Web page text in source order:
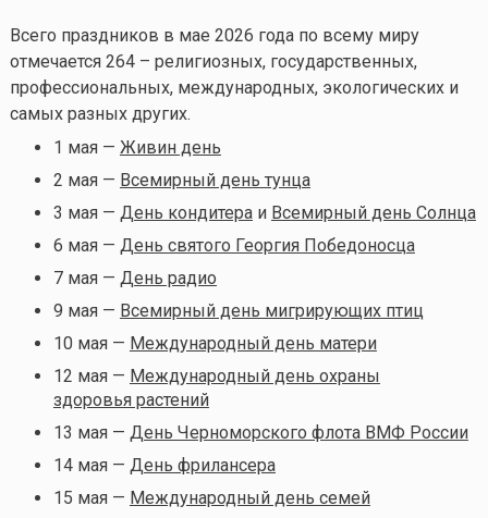
Всего праздников в мае 2026 года по всему миру
отмечается 264 – религиозных, государственных,
профессиональных, международных, экологических и
самых разных других.
1 мая — Живин день
2 мая — Всемирный день тунца
3 мая — День кондитераи Всемирный день Солнца
6 мая — День святого Георгия Победоносца
7 мая — День радио
9 мая — Всемирный день мигрирующих птиц
10 мая — Международный день матери
12 мая — Международный день охраны
здоровья растений
13 мая — День Черноморского флота ВМФ России
14 мая — День фрилансера
15 мая — Международный день семей